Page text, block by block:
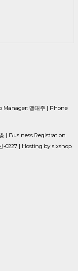
Manager: 맹대주 | Phone
| Business Registration
-0227 | Hosting by sixshop